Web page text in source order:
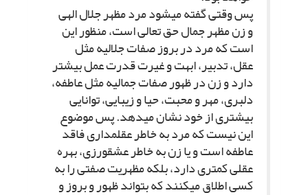
پس وقتى گفته مى‏شود مرد مظهر جلال الهى
و زن مظهر جمال حق تعالى است، منظور این
است که مرد در بروز صفات جلالیه مثل
عقل، تدبیر، ابهت و غیرت قدرت عمل بیشتر
دارد و زن در ظهور صفات جمالیه مثل عاطفه،
دلبرى، مهر و محبت، حیا و زیبایى، توانایى
بیشترى از خود نشان مى‏دهد. پس موضوع
این نیست که مرد به خاطر عقل‏مدارى فاقد
عاطفه است و یا زن به خاطر عشق‏ورزى، بهره
عقلى کمترى دارد، بلکه مظهریت صفتى را به
کسى اطلاق مى‏کنند که بتواند ظهور و بروز و